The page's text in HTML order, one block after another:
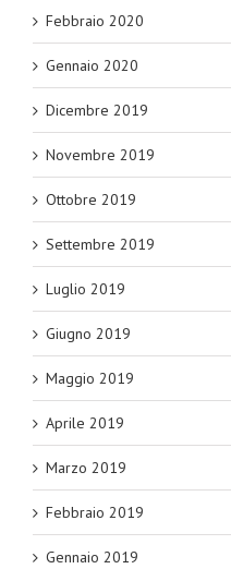
Febbraio 2020
Gennaio 2020
Dicembre 2019
Novembre 2019
Ottobre 2019
Settembre 2019
Luglio 2019
Giugno 2019
Maggio 2019
Aprile 2019
Marzo 2019
Febbraio 2019
Gennaio 2019